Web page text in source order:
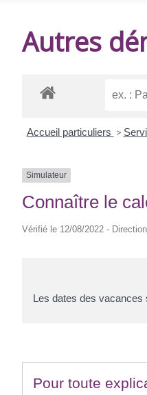
Autres
Accueil particuliers >
Simulateur
Connaître le
Vérifié le 12/08/2022 -
Les dates des vacances
Pour toute